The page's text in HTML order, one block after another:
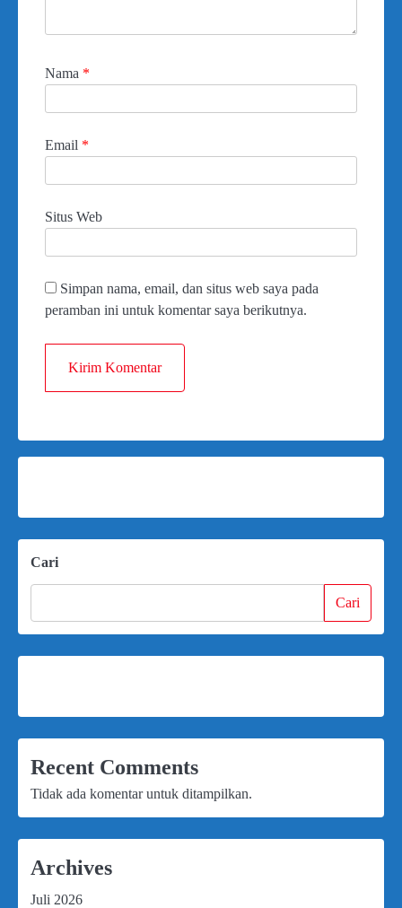
Nama *
Email *
Situs Web
Simpan nama, email, dan situs web saya pada
peramban ini untuk komentar saya berikutnya.
Cari
Cari
Recent Comments
Tidak ada komentar untuk ditampilkan.
Archives
Juli 2026